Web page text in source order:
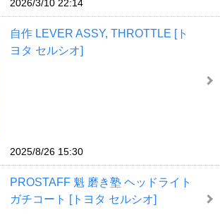
2026/3/10 22:14
自作 LEVER ASSY, THROTTLE [ト
ヨタ セルシオ]
2025/8/26 15:30
PROSTAFF 魁 磨き塾 ヘッドライト
ガチコート [トヨタ セルシオ]